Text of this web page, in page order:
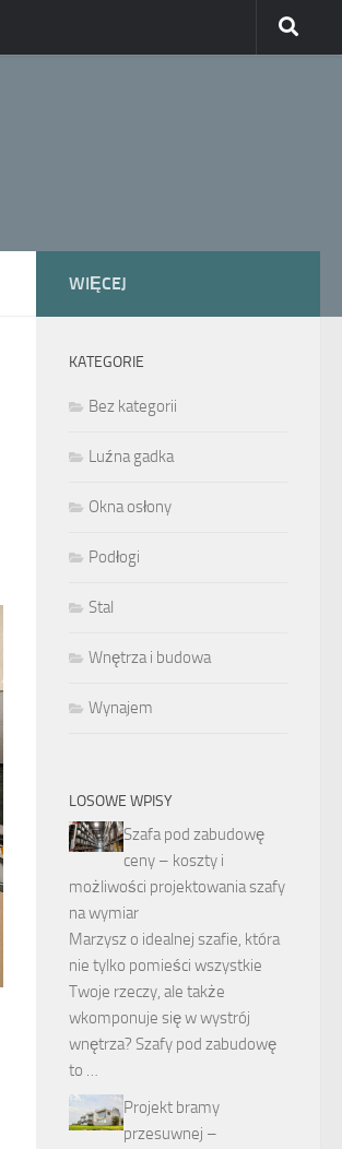
WIĘCEJ
KATEGORIE
Bez kategorii
Luźna gadka
Okna osłony
Podłogi
Stal
Wnętrza i budowa
Wynajem
LOSOWE WPISY
Szafa pod zabudowę
ceny – koszty i
możliwości projektowania szafy
na wymiar
Marzysz o idealnej szafie, która
nie tylko pomieści wszystkie
Twoje rzeczy, ale także
wkomponuje się w wystrój
wnętrza? Szafy pod zabudowę
to …
Projekt bramy
przesuwnej –